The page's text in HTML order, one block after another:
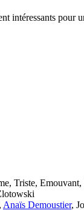
intéressants pour
Triste, Emouvant,
, Anaïs Demoustier,